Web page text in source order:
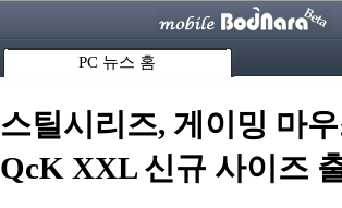
PC 뉴스 홈
스틸시리즈, 게이밍 마
QcK XXL 신규 사이즈